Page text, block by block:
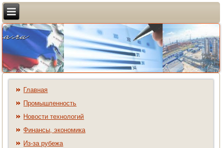
Главная
Промышленность
Новости технологий
Финансы, экономика
Из-за рубежа